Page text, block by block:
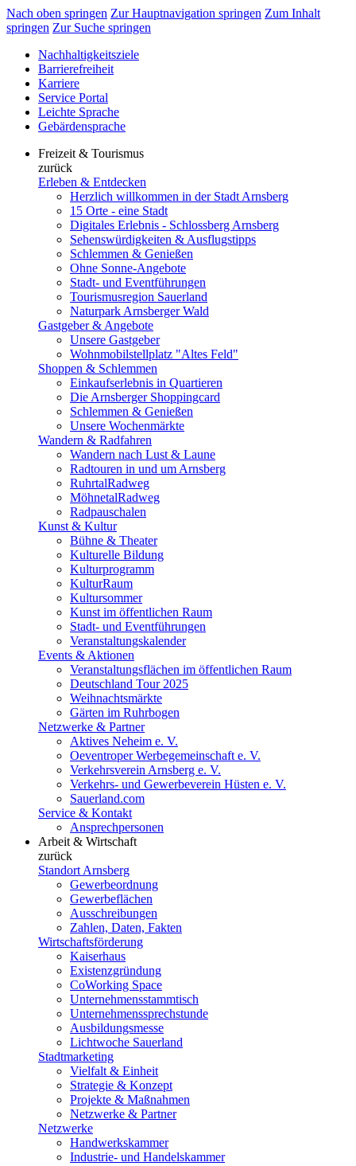
Nach oben springen Zur Hauptnavigation springen Zum Inhalt
springen Zur Suche springen
Nachhaltigkeitsziele
Barrierefreiheit
Karriere
Service Portal
Leichte Sprache
Gebärdensprache
Freizeit & Tourismus
zurück
Erleben & Entdecken
Herzlich willkommen in der Stadt Arnsberg
15 Orte - eine Stadt
Digitales Erlebnis - Schlossberg Arnsberg
Sehenswürdigkeiten & Ausflugstipps
Schlemmen & Genießen
Ohne Sonne-Angebote
Stadt- und Eventführungen
Tourismusregion Sauerland
Naturpark Arnsberger Wald
Gastgeber & Angebote
Unsere Gastgeber
Wohnmobilstellplatz "Altes Feld"
Shoppen & Schlemmen
Einkaufserlebnis in Quartieren
Die Arnsberger Shoppingcard
Schlemmen & Genießen
Unsere Wochenmärkte
Wandern & Radfahren
Wandern nach Lust & Laune
Radtouren in und um Arnsberg
RuhrtalRadweg
MöhnetalRadweg
Radpauschalen
Kunst & Kultur
Bühne & Theater
Kulturelle Bildung
Kulturprogramm
KulturRaum
Kultursommer
Kunst im öffentlichen Raum
Stadt- und Eventführungen
Veranstaltungskalender
Events & Aktionen
Veranstaltungsflächen im öffentlichen Raum
Deutschland Tour 2025
Weihnachtsmärkte
Gärten im Ruhrbogen
Netzwerke & Partner
Aktives Neheim e. V.
Oeventroper Werbegemeinschaft e. V.
Verkehrsverein Arnsberg e. V.
Verkehrs- und Gewerbeverein Hüsten e. V.
Sauerland.com
Service & Kontakt
Ansprechpersonen
Arbeit & Wirtschaft
zurück
Standort Arnsberg
Gewerbeordnung
Gewerbeflächen
Ausschreibungen
Zahlen, Daten, Fakten
Wirtschaftsförderung
Kaiserhaus
Existenzgründung
CoWorking Space
Unternehmensstammtisch
Unternehmenssprechstunde
Ausbildungsmesse
Lichtwoche Sauerland
Stadtmarketing
Vielfalt & Einheit
Strategie & Konzept
Projekte & Maßnahmen
Netzwerke & Partner
Netzwerke
Handwerkskammer
Industrie- und Handelskammer